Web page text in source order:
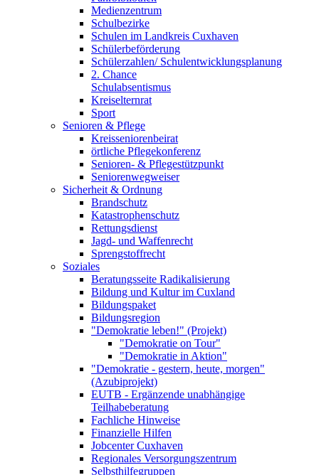
Medienzentrum
Schulbezirke
Schulen im Landkreis Cuxhaven
Schülerbeförderung
Schülerzahlen/ Schulentwicklungsplanung
2. Chance
Schulabsentismus
Kreiselternrat
Sport
Senioren & Pflege
Kreisseniorenbeirat
örtliche Pflegekonferenz
Senioren- & Pflegestützpunkt
Seniorenwegweiser
Sicherheit & Ordnung
Brandschutz
Katastrophenschutz
Rettungsdienst
Jagd- und Waffenrecht
Sprengstoffrecht
Soziales
Beratungsseite Radikalisierung
Bildung und Kultur im Cuxland
Bildungspaket
Bildungsregion
"Demokratie leben!" (Projekt)
"Demokratie on Tour"
"Demokratie in Aktion"
"Demokratie - gestern, heute, morgen"
(Azubiprojekt)
EUTB - Ergänzende unabhängige
Teilhabeberatung
Fachliche Hinweise
Finanzielle Hilfen
Jobcenter Cuxhaven
Regionales Versorgungszentrum
Selbsthilfegruppen